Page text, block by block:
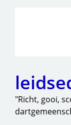
"Richt, gooi,